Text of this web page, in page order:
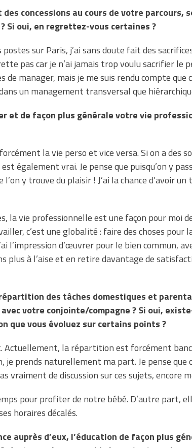
concessions au cours de votre parcours,
Si oui, en regrettez-vous certaines ?
sur Paris, j’ai sans doute fait des
pas car je n’ai jamais trop voulu sacrifier le
de manager, mais je me suis rendu compte que
un management transversal que
et de façon plus générale votre vie
la vie perso et vice versa. Si on a des
également vrai. Je pense que puisqu’on y
y trouve du plaisir ! J’ai la chance d’avoir
la vie professionnelle est une façon pour moi
c’est une globalité : faire des choses pour
l’impression d’œuvrer pour le bien commun,
plus à l’aise et en retire davantage de
des tâches domestiques et
votre conjointe/compagne ? Si oui,
que vous évoluez sur certains points ?
Actuellement, la répartition est forcément
je prends naturellement ma part. Je pense que
vraiment de discussion sur ces sujets, encore
pour profiter de notre bébé. D’autre part,
horaires décalés.
auprès d’eux, l’éducation de façon plus